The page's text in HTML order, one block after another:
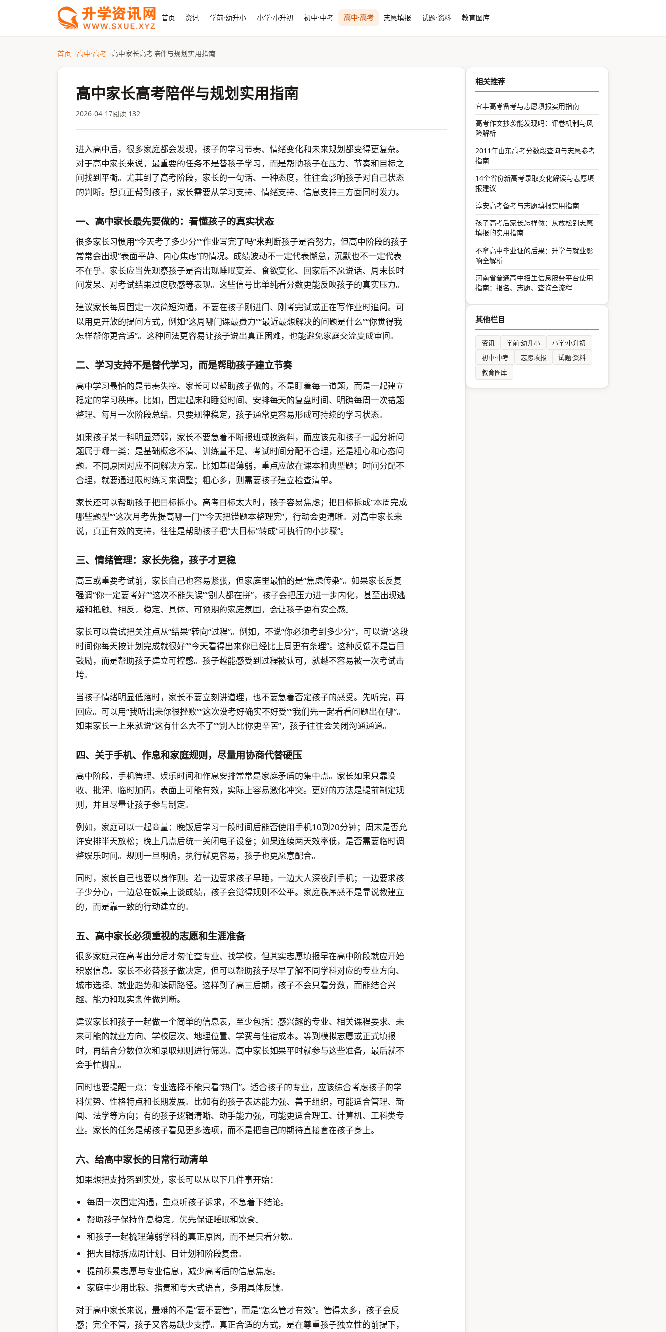
首页 资讯 学前·幼升小 小学·小升初 初中·中考 高中·高考 志愿填报 试题·资料 教育图库
首页 高中·高考 高中家长高考陪伴与规划实用指南
高中家长高考陪伴与规划实用指南
2026-04-17阅读 132
进入高中后，很多家庭都会发现，孩子的学习节奏、情绪变化和未来规划都变得更复杂。
对于高中家长来说，最重要的任务不是替孩子学习，而是帮助孩子在压力、节奏和目标之
间找到平衡。尤其到了高考阶段，家长的一句话、一种态度，往往会影响孩子对自己状态
的判断。想真正帮到孩子，家长需要从学习支持、情绪支持、信息支持三方面同时发力。
一、高中家长最先要做的：看懂孩子的真实状态
很多家长习惯用“今天考了多少分”“作业写完了吗”来判断孩子是否努力，但高中阶段的孩子
常常会出现“表面平静、内心焦虑”的情况。成绩波动不一定代表懈怠，沉默也不一定代表
不在乎。家长应当先观察孩子是否出现睡眠变差、食欲变化、回家后不愿说话、周末长时
间发呆、对考试结果过度敏感等表现。这些信号比单纯看分数更能反映孩子的真实压力。
建议家长每周固定一次简短沟通，不要在孩子刚进门、刚考完试或正在写作业时追问。可
以用更开放的提问方式，例如“这周哪门课最费力”“最近最想解决的问题是什么”“你觉得我
怎样帮你更合适”。这种问法更容易让孩子说出真正困难，也能避免家庭交流变成审问。
二、学习支持不是替代学习，而是帮助孩子建立节奏
高中学习最怕的是节奏失控。家长可以帮助孩子做的，不是盯着每一道题，而是一起建立
稳定的学习秩序。比如，固定起床和睡觉时间、安排每天的复盘时间、明确每周一次错题
整理、每月一次阶段总结。只要规律稳定，孩子通常更容易形成可持续的学习状态。
如果孩子某一科明显薄弱，家长不要急着不断报班或换资料，而应该先和孩子一起分析问
题属于哪一类：是基础概念不清、训练量不足、考试时间分配不合理，还是粗心和心态问
题。不同原因对应不同解决方案。比如基础薄弱，重点应放在课本和典型题；时间分配不
合理，就要通过限时练习来调整；粗心多，则需要孩子建立检查清单。
家长还可以帮助孩子把目标拆小。高考目标太大时，孩子容易焦虑；把目标拆成“本周完成
哪些题型”“这次月考先提高哪一门”“今天把错题本整理完”，行动会更清晰。对高中家长来
说，真正有效的支持，往往是帮助孩子把“大目标”转成“可执行的小步骤”。
三、情绪管理：家长先稳，孩子才更稳
高三或重要考试前，家长自己也容易紧张，但家庭里最怕的是“焦虑传染”。如果家长反复
强调“你一定要考好”“这次不能失误”“别人都在拼”，孩子会把压力进一步内化，甚至出现逃
避和抵触。相反，稳定、具体、可预期的家庭氛围，会让孩子更有安全感。
家长可以尝试把关注点从“结果”转向“过程”。例如，不说“你必须考到多少分”，可以说“这段
时间你每天按计划完成就很好”“今天看得出来你已经比上周更有条理”。这种反馈不是盲目
鼓励，而是帮助孩子建立可控感。孩子越能感受到过程被认可，就越不容易被一次考试击
垮。
当孩子情绪明显低落时，家长不要立刻讲道理，也不要急着否定孩子的感受。先听完，再
回应。可以用“我听出来你很挫败”“这次没考好确实不好受”“我们先一起看看问题出在哪”。
如果家长一上来就说“这有什么大不了”“别人比你更辛苦”，孩子往往会关闭沟通通道。
四、关于手机、作息和家庭规则，尽量用协商代替硬压
高中阶段，手机管理、娱乐时间和作息安排常常是家庭矛盾的集中点。家长如果只靠没
收、批评、临时加码，表面上可能有效，实际上容易激化冲突。更好的方法是提前制定规
则，并且尽量让孩子参与制定。
例如，家庭可以一起商量：晚饭后学习一段时间后能否使用手机10到20分钟；周末是否允
许安排半天放松；晚上几点后统一关闭电子设备；如果连续两天效率低，是否需要临时调
整娱乐时间。规则一旦明确，执行就更容易，孩子也更愿意配合。
同时，家长自己也要以身作则。若一边要求孩子早睡，一边大人深夜刷手机；一边要求孩
子少分心，一边总在饭桌上谈成绩，孩子会觉得规则不公平。家庭秩序感不是靠说教建立
的，而是靠一致的行动建立的。
五、高中家长必须重视的志愿和生涯准备
很多家庭只在高考出分后才匆忙查专业、找学校，但其实志愿填报早在高中阶段就应开始
积累信息。家长不必替孩子做决定，但可以帮助孩子尽早了解不同学科对应的专业方向、
城市选择、就业趋势和读研路径。这样到了高三后期，孩子不会只看分数，而能结合兴
趣、能力和现实条件做判断。
建议家长和孩子一起做一个简单的信息表，至少包括：感兴趣的专业、相关课程要求、未
来可能的就业方向、学校层次、地理位置、学费与住宿成本。等到模拟志愿或正式填报
时，再结合分数位次和录取规则进行筛选。高中家长如果平时就参与这些准备，最后就不
会手忙脚乱。
同时也要提醒一点：专业选择不能只看“热门”。适合孩子的专业，应该综合考虑孩子的学
科优势、性格特点和长期发展。比如有的孩子表达能力强、善于组织，可能适合管理、新
闻、法学等方向；有的孩子逻辑清晰、动手能力强，可能更适合理工、计算机、工科类专
业。家长的任务是帮孩子看见更多选项，而不是把自己的期待直接套在孩子身上。
六、给高中家长的日常行动清单
如果想把支持落到实处，家长可以从以下几件事开始：
每周一次固定沟通，重点听孩子诉求，不急着下结论。
帮助孩子保持作息稳定，优先保证睡眠和饮食。
和孩子一起梳理薄弱学科的真正原因，而不是只看分数。
把大目标拆成周计划、日计划和阶段复盘。
提前积累志愿与专业信息，减少高考后的信息焦虑。
家庭中少用比较、指责和夸大式语言，多用具体反馈。
对于高中家长来说，最难的不是“要不要管”，而是“怎么管才有效”。管得太多，孩子会反
感；完全不管，孩子又容易缺少支撑。真正合适的方式，是在尊重孩子独立性的前提下，
相关推荐
宜丰高考备考与志愿填报实用指南
高考作文抄袭能发现吗：评卷机制与风
险解析
2011年山东高考分数段查询与志愿参考
指南
14个省份新高考录取变化解读与志愿填
报建议
淳安高考备考与志愿填报实用指南
孩子高考后家长怎样做：从放松到志愿
填报的实用指南
不拿高中毕业证的后果：升学与就业影
响全解析
河南省普通高中招生信息服务平台使用
指南：报名、志愿、查询全流程
其他栏目
资讯 学前·幼升小
小学·小升初
初中·中考
志愿填报
试题·资料
教育图库